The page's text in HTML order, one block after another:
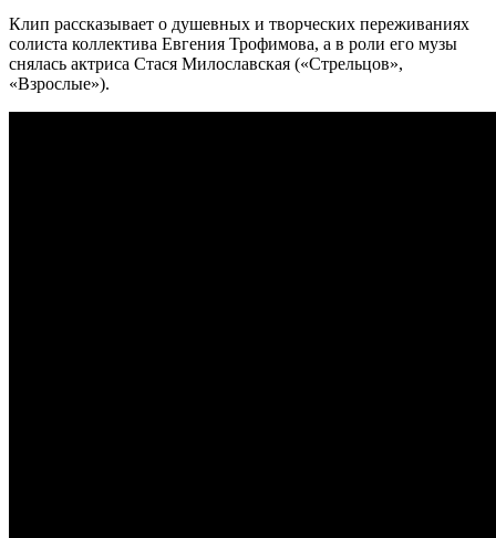
Клип рассказывает о душевных и творческих переживаниях
солиста коллектива Евгения Трофимова, а в роли его музы
снялась актриса Стася Милославская («Стрельцов»,
«Взрослые»).